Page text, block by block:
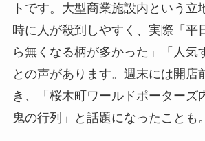
トです。大型商業施設内という立
時に人が殺到しやすく、実際「平
ら無くなる柄が多かった」「人気
との声があります。週末には開店
き、「桜木町ワールドポーターズ
鬼の行列」と話題になったことも。